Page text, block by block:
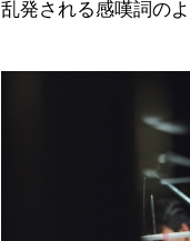
乱発される感嘆詞の